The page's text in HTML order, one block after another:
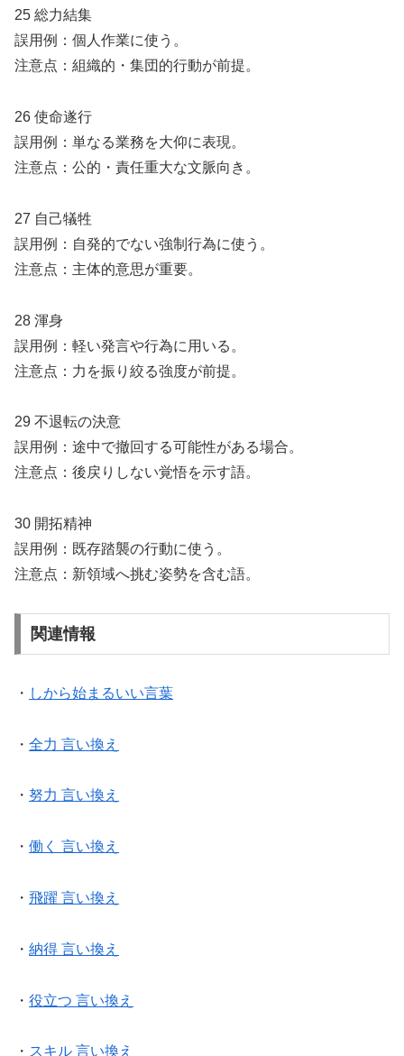
25 総力結集
誤用例：個人作業に使う。
注意点：組織的・集団的行動が前提。
26 使命遂行
誤用例：単なる業務を大仰に表現。
注意点：公的・責任重大な文脈向き。
27 自己犠牲
誤用例：自発的でない強制行為に使う。
注意点：主体的意思が重要。
28 渾身
誤用例：軽い発言や行為に用いる。
注意点：力を振り絞る強度が前提。
29 不退転の決意
誤用例：途中で撤回する可能性がある場合。
注意点：後戻りしない覚悟を示す語。
30 開拓精神
誤用例：既存踏襲の行動に使う。
注意点：新領域へ挑む姿勢を含む語。
関連情報
・ しから始まるいい言葉
・ 全力 言い換え
・ 努力 言い換え
・ 働く 言い換え
・ 飛躍 言い換え
・ 納得 言い換え
・ 役立つ 言い換え
・ スキル 言い換え